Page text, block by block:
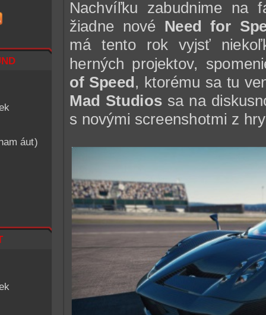
áut)
Nachvíľku zabudnime na
žiadne nové Need for
má tento rok vyjsť
herných projektov,
of Speed, ktorému sa tu
Mad Studiossa na
s novými screenshotmi z